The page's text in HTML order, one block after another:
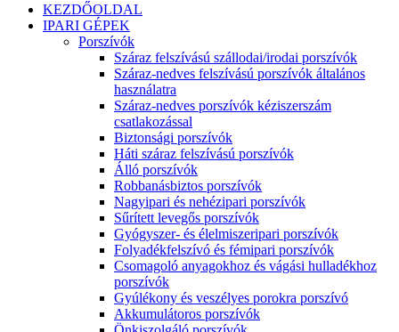
KEZDŐOLDAL
IPARI GÉPEK
Porszívók
Száraz felszívású szállodai/irodai porszívók
Száraz-nedves felszívású porszívók általános
használatra
Száraz-nedves porszívók kéziszerszám
csatlakozással
Biztonsági porszívók
Háti száraz felszívású porszívók
Álló porszívók
Robbanásbiztos porszívók
Nagyipari és nehézipari porszívók
Sűrített levegős porszívók
Gyógyszer- és élelmiszeripari porszívók
Folyadékfelszívó és fémipari porszívók
Csomagoló anyagokhoz és vágási hulladékhoz
porszívók
Gyúlékony és veszélyes porokra porszívó
Akkumulátoros porszívók